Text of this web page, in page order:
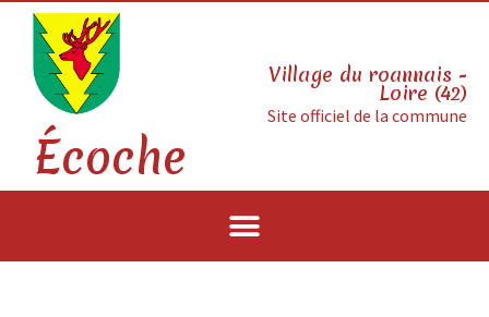
Écoche
Village du roannais -
Loire (42)
Site officiel de la commune